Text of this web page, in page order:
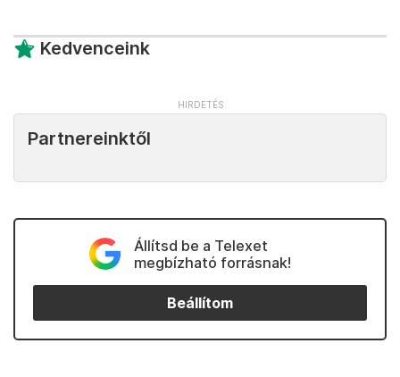
Kedvenceink
Partnereinktől
Állítsd be a Telexet
megbízható forrásnak!
Beállítom